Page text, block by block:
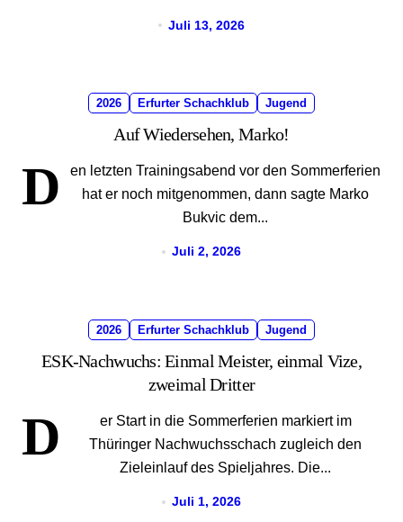
Juli 13, 2026
2026 Erfurter Schachklub Jugend
Auf Wiedersehen, Marko!
D
en letzten Trainingsabend vor den Sommerferien
hat er noch mitgenommen, dann sagte Marko
Bukvic dem...
Juli 2, 2026
2026 Erfurter Schachklub Jugend
ESK-Nachwuchs: Einmal Meister, einmal Vize,
zweimal Dritter
D
er Start in die Sommerferien markiert im
Thüringer Nachwuchsschach zugleich den
Zieleinlauf des Spieljahres. Die...
Juli 1, 2026